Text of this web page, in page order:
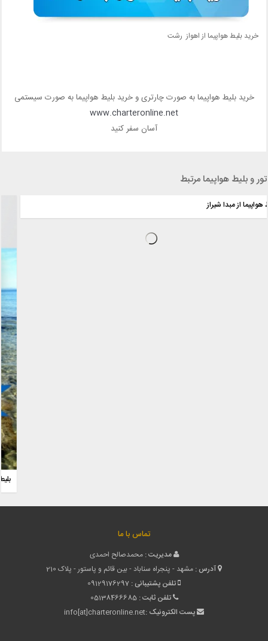
خرید بلیط هواپیما از اهواز رشت
خرید بلیط هواپیما به صورت چارتری و خرید بلیط هواپیما به صورت سیستمی
www.charteronline.net
آسان سفر کنید
تور و بلیط هواپیما مرتبط
بلیط هواپیما از مبدا شیراز
تماس با ما
مدیریت : محمدصالح احمدی
آدرس : مشهد - پنجراه سناباد - بین قائم و پاستور - پلاک 210
تلفن پشتیبانی : 09129176297
تلفن ثابت : 05138466685
پست الکترونیک :info[at]charteronline.net